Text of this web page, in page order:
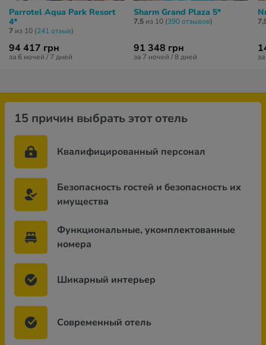
Parrotel Aqua Park Resort
4*
7 из 10 (241 отзыв)
94 417 грн
за 6 ночей / 7 дней
Sharm Grand Plaza 5*
7,5из 10 (390 отзывов)
91 348 грн
за 7 ночей / 8 дней
15 причин выбрать этот отель
Квалифицированный персонал
Безопасность гостей и безопасность их
имущества
Функциональные, укомплектованные
номера
Шикарный интерьер
Современный отель